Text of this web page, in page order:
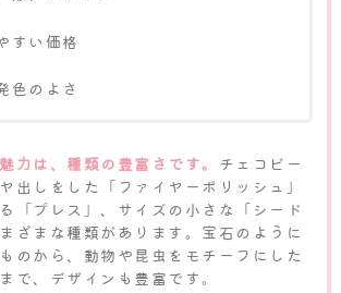
すい価格
色のよさ
力は、種類の豊富さです。
チェコビー
出しをした「ファイヤーポリッシュ」
「プレス」、サイズの小さな「シード
ざまな種類があります。宝石のように
のから、動物や昆虫をモチーフにした
で、デザインも豊富です。